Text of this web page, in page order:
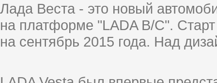
Лада Веста - это новый
на платформе "LADA B/C".
на сентябрь 2015 года. Над